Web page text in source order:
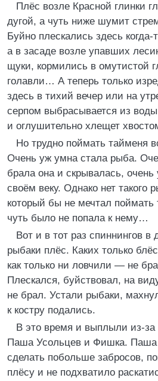
Плёс возле Красной глинки
дугой, а чуть ниже шумит
Буйно плескались здесь
а в засаде возле упавших
щуки, кормились в омутистой
голавли… А теперь только
здесь в тихий вечер или на
серпом выбрасывается из
и оглушительно хлещет
Но трудно поймать тайменя
Очень уж умна стала рыба.
брала она и скрывалась,
своём веку. Однако нет такого
который бы не мечтал поймать
чуть было не попала к нему…
Вот и в тот раз спиннингов в
рыбаки плёс. Каких только
как только ни ловчили — не
Плескался, буйствовал, на
не брал. Устали рыбаки,
к костру подались.
В это время и выплыли из-за
Паша Усольцев и Фишка. Паша
сделать побольше забросов,
плёсу и не подхватило